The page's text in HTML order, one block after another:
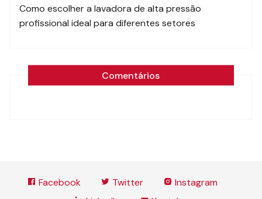
Como escolher a lavadora de alta pressão
profissional ideal para diferentes setores
Comentários
Facebook Twitter
Instagram